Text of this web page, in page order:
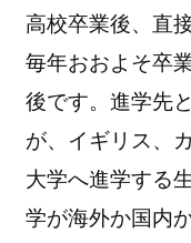
高校卒業後、直
毎年おおよそ卒
後です。進学先
が、イギリス、
大学へ進学する
学が海外か国内